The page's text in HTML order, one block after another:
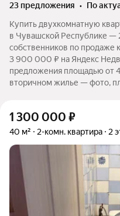
23 предложения •
по
Купить двухкомнатную
в Чувашской Республике —
собственников по продаже
3 900 000 ₽ на Яндекс
предложения площадью от
вторичном жилье — фото,
1 300 000 ₽
40 м² 2-комн. квартира 2